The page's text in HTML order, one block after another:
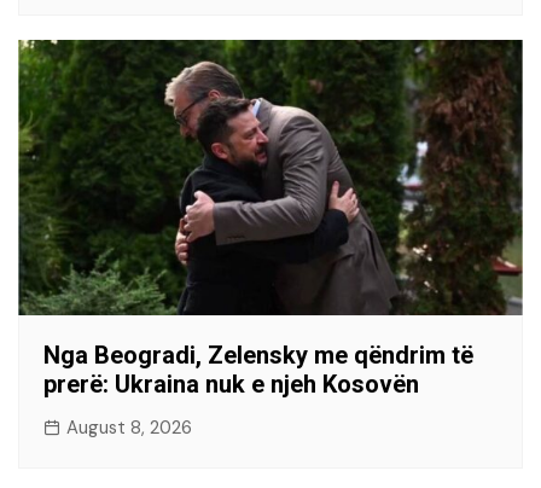
Nga Beogradi, Zelensky me qëndrim të
prerë: Ukraina nuk e njeh Kosovën
August 8, 2026